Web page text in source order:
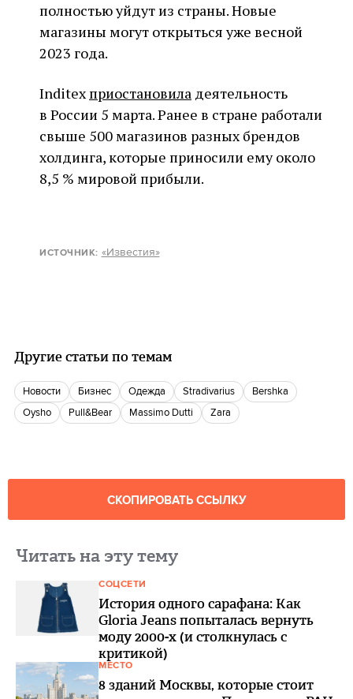
полностью уйдут из страны. Новые
магазины могут открыться уже весной
2023 года.
Inditex приостановила деятельность
в России 5 марта. Ранее в стране работали
свыше 500 магазинов разных брендов
холдинга, которые приносили ему около
8,5 % мировой прибыли.
ИСТОЧНИК: «Известия»
Другие статьи по темам
новости бизнес одежда Stradivarius
Bershka
Oysho
Pull&Bear Massimo Dutti Zara
СКОПИРОВАТЬ ССЫЛКУ
Читать на эту тему
СОЦСЕТИ
История одного сарафана: Как
Gloria Jeans попыталась вернуть
моду 2000-х (и столкнулась с
критикой)
МЕСТО
8 зданий Москвы, которые стоит